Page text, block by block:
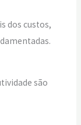
dos custos,
são